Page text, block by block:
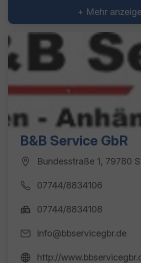
+ Mehr
B&B Service GbR
Bundesstraße 1, 79780
07744/8834106
07744/8834108
info@bbservicegbr.de
http://